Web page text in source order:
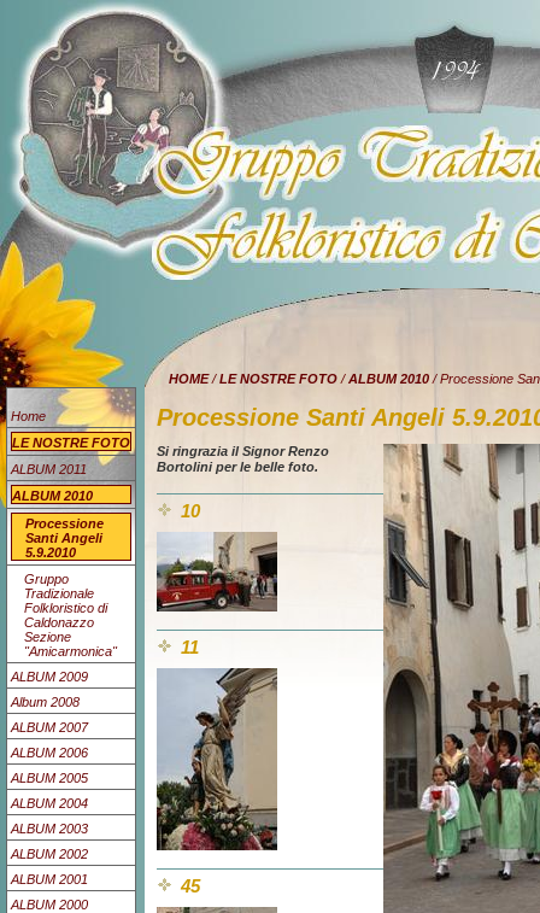
HOME/LE NOSTRE FOTO /ALBUM 2010 / Processione
Home
LE NOSTRE FOTO
ALBUM 2011
ALBUM 2010
Processione
Santi Angeli
5.9.2010
Gruppo
Tradizionale
Folkloristico di
Caldonazzo
Sezione
"Amicarmonica"
ALBUM 2009
Album 2008
ALBUM 2007
ALBUM 2006
ALBUM 2005
ALBUM 2004
ALBUM 2003
ALBUM 2002
ALBUM 2001
ALBUM 2000
Processione Santi Angeli
Si ringrazia il Signor Renzo
Bortolini per le belle foto.
10
11
45